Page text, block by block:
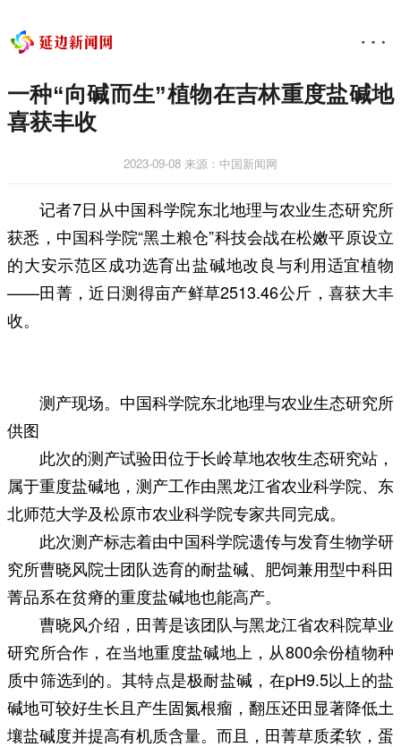
一种“向碱而生”植物在吉林重度盐碱地
喜获丰收
2023-09-08 来源：中国新闻网
记者7日从中国科学院东北地理与农业生态研究所
获悉，中国科学院“黑土粮仓”科技会战在松嫩平原设立
的大安示范区成功选育出盐碱地改良与利用适宜植物
——田菁，近日测得亩产鲜草2513.46公斤，喜获大丰
收。
测产现场。中国科学院东北地理与农业生态研究所
供图
此次的测产试验田位于长岭草地农牧生态研究站，
属于重度盐碱地，测产工作由黑龙江省农业科学院、东
北师范大学及松原市农业科学院专家共同完成。
此次测产标志着由中国科学院遗传与发育生物学研
究所曹晓风院士团队选育的耐盐碱、肥饲兼用型中科田
菁品系在贫瘠的重度盐碱地也能高产。
曹晓风介绍，田菁是该团队与黑龙江省农科院草业
研究所合作，在当地重度盐碱地上，从800余份植物种
质中筛选到的。其特点是极耐盐碱，在pH9.5以上的盐
碱地可较好生长且产生固氮根瘤，翻压还田显著降低土
壤盐碱度并提高有机质含量。而且，田菁草质柔软，蛋